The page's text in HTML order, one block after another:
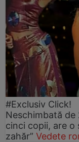
#Exclusiv Click!
Neschimbată de
cinci copii, are o
zahăr” Vedete